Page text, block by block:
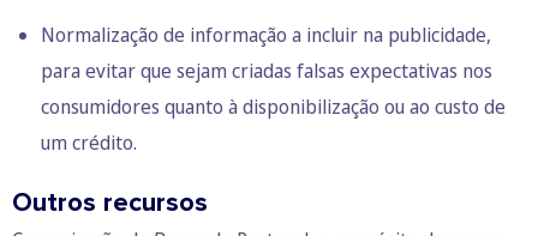
Normalização de informação a incluir na publicidade,
para evitar que sejam criadas falsas expectativas nos
consumidores quanto à disponibilização ou ao custo de
um crédito.
Outros recursos